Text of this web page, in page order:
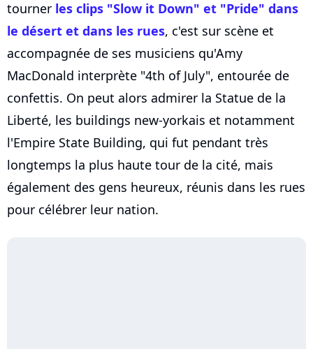
tourner les clips "Slow it Down" et "Pride" dans
le désert et dans les rues, c'est sur scène et
accompagnée de ses musiciens qu'Amy
MacDonald interprète "4th of July", entourée de
confettis. On peut alors admirer la Statue de la
Liberté, les buildings new-yorkais et notamment
l'Empire State Building, qui fut pendant très
longtemps la plus haute tour de la cité, mais
également des gens heureux, réunis dans les rues
pour célébrer leur nation.